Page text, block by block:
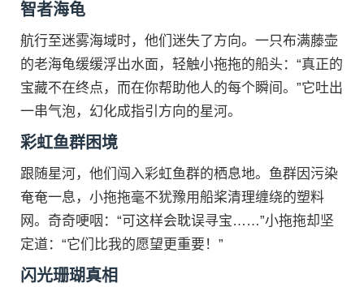
智者海龟
航行至迷雾海域时，他们迷失了方向。一只布满藤壶
的老海龟缓缓浮出水面，轻触小拖拖的船头：“真正的
宝藏不在终点，而在你帮助他人的每个瞬间。”它吐出
一串气泡，幻化成指引方向的星河。
彩虹鱼群困境
跟随星河，他们闯入彩虹鱼群的栖息地。鱼群因污染
奄奄一息，小拖拖毫不犹豫用船桨清理缠绕的塑料
网。奇奇哽咽：“可这样会耽误寻宝……”小拖拖却坚
定道：“它们比我的愿望更重要！”
闪光珊瑚真相